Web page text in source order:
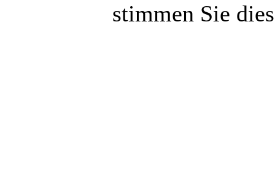
stimmen Sie